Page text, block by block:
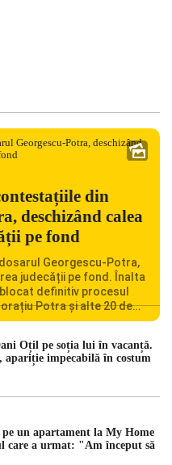
din
deschizând calea
pe fond
Georgescu-Potra,
judecății pe fond. Înalta
definitiv procesul
Potra și alte 20 de
îndreptate împotriva
din camera preliminară,
au […]
Oțil pe soția lui în vacanță.
apariție impecabilă în costum
un apartament la My Home
care a urmat: "Am început să